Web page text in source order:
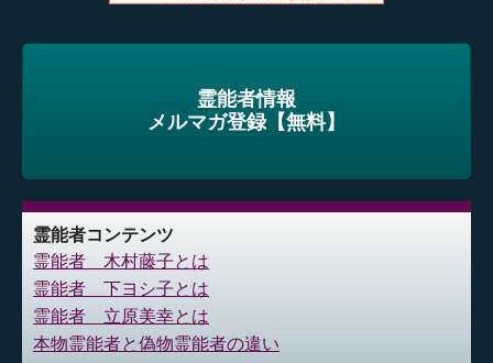
霊能者情報
メルマガ登録【無料】
霊能者コンテンツ
霊能者 木村藤子とは
霊能者 下ヨシ子とは
霊能者 立原美幸とは
本物霊能者と偽物霊能者の違い